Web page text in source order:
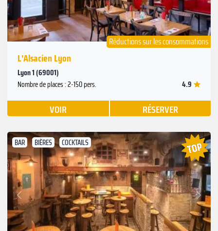
Réductions sur les consommations
L'Alsacien Lyon
Lyon 1 (69001)
Nombre de places : 2-150 pers. 4.9
VOIR RÉSERVER
BAR BIÈRES COCKTAILS
Précédent
Suivant